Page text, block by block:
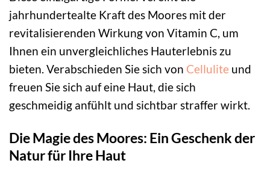
jahrhundertealte Kraft des Moores mit der
revitalisierenden Wirkung von Vitamin C, um
Ihnen ein unvergleichliches Hauterlebnis zu
bieten. Verabschieden Sie sich von Cellulite und
freuen Sie sich auf eine Haut, die sich
geschmeidig anfühlt und sichtbar straffer wirkt.
Die Magie des Moores: Ein Geschenk der
Natur für Ihre Haut